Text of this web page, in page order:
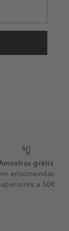
grátis
encomendas
a 50€